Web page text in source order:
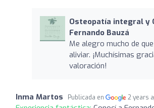
Osteopatía integral y
Fernando Bauzá
Me alegro mucho de
aliviar. ¡Muchísimas
valoración!
Inma Martos Publicada en 2 years